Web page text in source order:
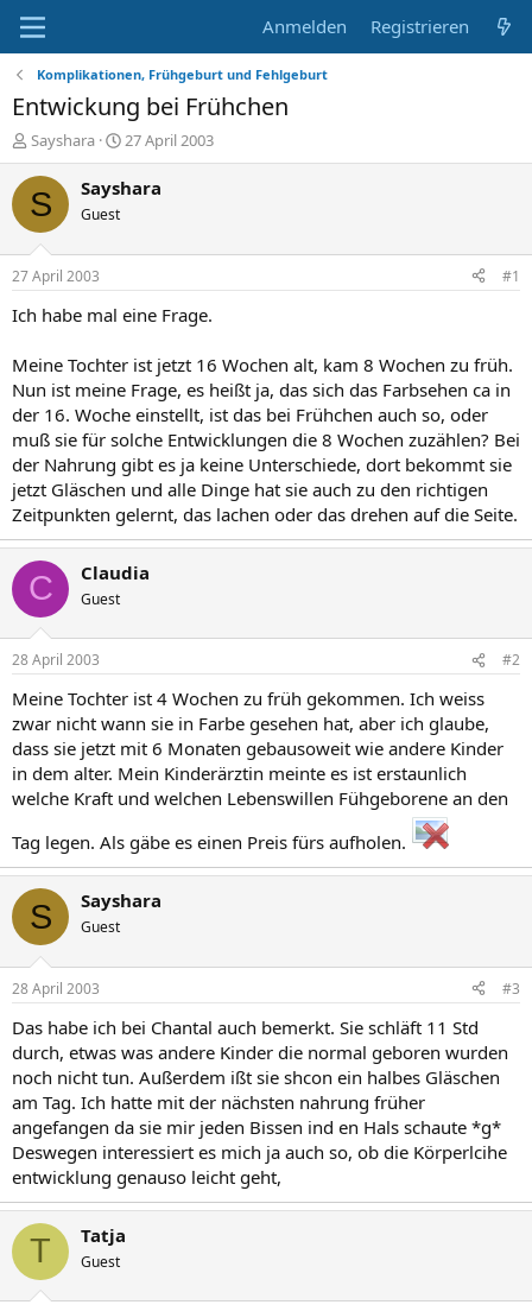
Anmelden Registrieren
Komplikationen, Frühgeburt und Fehlgeburt
Entwickung bei Frühchen
E
r
s
t
e
r
Sayshara
E
r
s
t
a
27 April 2003
S Sayshara
Guest
27 April 2003 #1
Ich habe mal eine Frage.
Meine Tochter ist jetzt 16 Wochen alt, kam 8 Wochen zu früh.
Nun ist meine Frage, es heißt ja, das sich das Farbsehen ca in
der 16. Woche einstellt, ist das bei Frühchen auch so, oder
muß sie für solche Entwicklungen die 8 Wochen zuzählen? Bei
der Nahrung gibt es ja keine Unterschiede, dort bekommt sie
jetzt Gläschen und alle Dinge hat sie auch zu den richtigen
Zeitpunkten gelernt, das lachen oder das drehen auf die Seite.
C Claudia
Guest
28 April 2003 #2
Meine Tochter ist 4 Wochen zu früh gekommen. Ich weiss
zwar nicht wann sie in Farbe gesehen hat, aber ich glaube,
dass sie jetzt mit 6 Monaten gebausoweit wie andere Kinder
in dem alter. Mein Kinderärztin meinte es ist erstaunlich
welche Kraft und welchen Lebenswillen Fühgeborene an den
Tag legen. Als gäbe es einen Preis fürs aufholen.
S Sayshara
Guest
28 April 2003 #3
Das habe ich bei Chantal auch bemerkt. Sie schläft 11 Std
durch, etwas was andere Kinder die normal geboren wurden
noch nicht tun. Außerdem ißt sie shcon ein halbes Gläschen
am Tag. Ich hatte mit der nächsten nahrung früher
angefangen da sie mir jeden Bissen ind en Hals schaute *g*
Deswegen interessiert es mich ja auch so, ob die Körperlcihe
entwicklung genauso leicht geht,
T Tatja
Guest